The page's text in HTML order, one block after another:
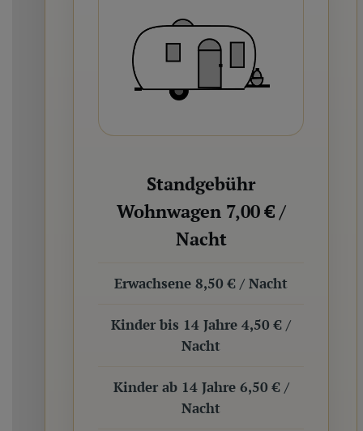
Standgebühr
Wohnwagen 7,00 € /
Nacht
Erwachsene 8,50 € / Nacht
Kinder bis 14 Jahre 4,50 € /
Nacht
Kinder ab 14 Jahre 6,50 € /
Nacht